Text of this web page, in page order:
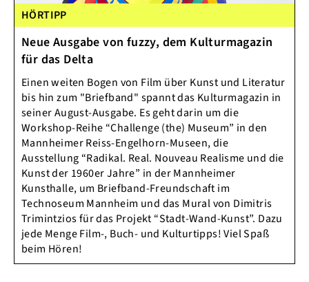
HÖRTIPP
Neue Ausgabe von fuzzy, dem Kulturmagazin
für das Delta
Einen weiten Bogen von Film über Kunst und Literatur
bis hin zum "Briefband" spannt das Kulturmagazin in
seiner August-Ausgabe. Es geht darin um die
Workshop-Reihe “Challenge (the) Museum” in den
Mannheimer Reiss-Engelhorn-Museen, die
Ausstellung “Radikal. Real. Nouveau Realisme und die
Kunst der 1960er Jahre” in der Mannheimer
Kunsthalle, um Briefband-Freundschaft im
Technoseum Mannheim und das Mural von Dimitris
Trimintzios für das Projekt “Stadt-Wand-Kunst”. Dazu
jede Menge Film-, Buch- und Kulturtipps! Viel Spaß
beim Hören!